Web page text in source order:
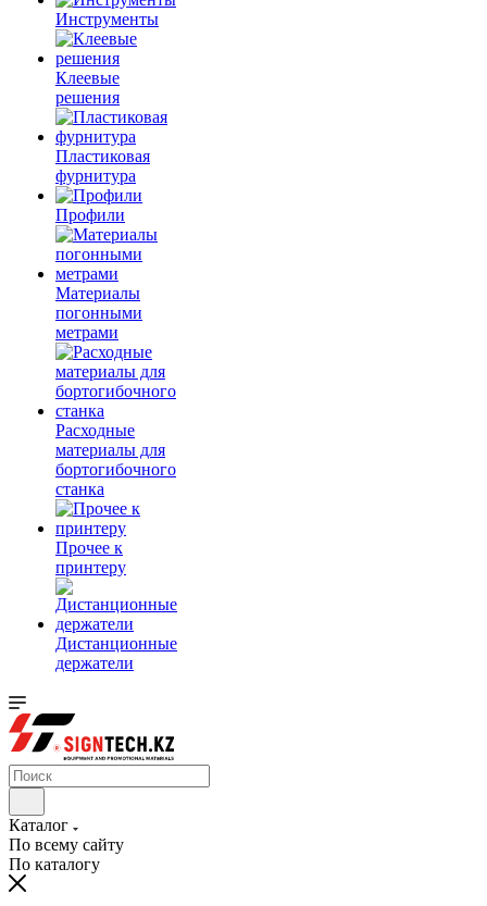
Инструменты
Клеевые
решения
Пластиковая
фурнитура
Профили
Материалы
погонными
метрами
Расходные
материалы для
бортогибочного
станка
Прочее к
принтеру
Дистанционные
держатели
Каталог
По всему сайту
По каталогу